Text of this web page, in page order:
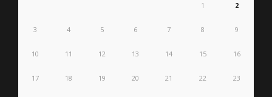
1 2
3 4 5 6 7 8 9
10 11 12 13 14 15 16
17 18 19 20 21 22 23